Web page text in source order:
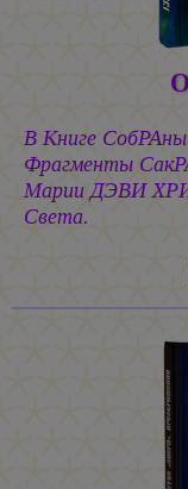
В Книге
Фрагменты
Марии ДЭВИ
Света.